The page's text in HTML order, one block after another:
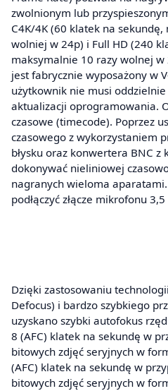
zwolnionym lub
C4K/4K (60 klatek na
wolniej w 24p) i Full HD (240
maksymalnie 10 razy wolnej
jest fabrycznie wyposażony w
użytkownik nie musi
aktualizacji oprogramowania.
czasowe (timecode). Poprzez
czasowego z wykorzystaniem
błysku oraz konwertera BNC z
dokonywać nieliniowej
nagranych wieloma
podłączyć złącze mikrofonu
Dzięki zastosowaniu
Defocus) i bardzo szybkiego
uzyskano szybki autofokus
8 (AFC) klatek na sekundę w
bitowych zdjęć seryjnych w
(AFC) klatek na sekundę w
bitowych zdjęć seryjnych w